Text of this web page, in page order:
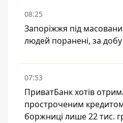
08:25
Запоріжжя під
людей поранені, за добу
07:53
ПриватБанк хотів
простроченим
боржниці лише 22 тис.